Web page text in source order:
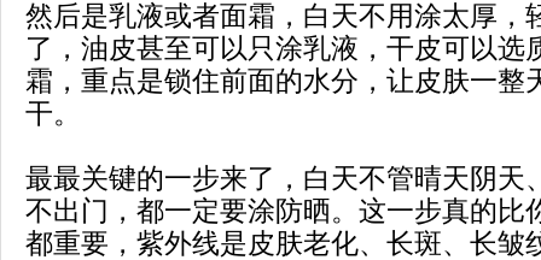
然后是乳液或者面霜，白天不用涂太厚，
了，油皮甚至可以只涂乳液，干皮可以选
霜，重点是锁住前面的水分，让皮肤一整
干。
最最关键的一步来了，白天不管晴天阴天
不出门，都一定要涂防晒。这一步真的比
都重要，紫外线是皮肤老化、长斑、长皱